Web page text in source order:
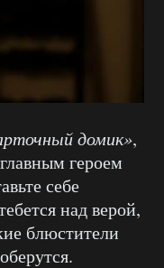
домик»,
героем
себе
над верой,
блюстители